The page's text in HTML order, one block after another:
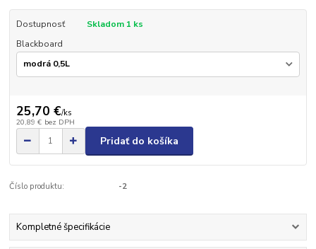
Dostupnosť
Skladom 1 ks
Blackboard
25,70 €/ks
20,89 € bez DPH
Pridať do košíka
Číslo produktu: -2
Kompletné špecifikácie